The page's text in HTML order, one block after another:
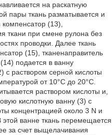
на раскатную
пары ткань разматывается и
(13),
ткани при смене рулона без
проводки. Далее ткань
(15), тканенаправитель
подается в ванну
с раствором серной кислоты
от 10°С до 20°С.
раствором кислоты и,
кислотную ванну (3) с
концентрацией около 3 N и
ванне ткань перемещается
за счет выщелачивания